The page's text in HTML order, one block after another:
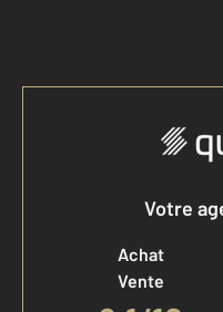
Votre
Achat
Vente